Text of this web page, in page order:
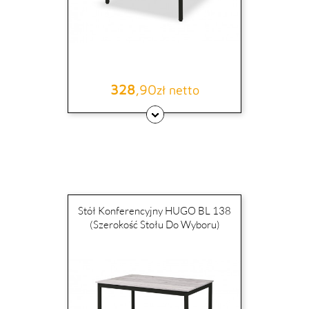
Cena
328,90zł netto
Stół Konferencyjny HUGO BL 138
(szerokość Stołu Do Wyboru)